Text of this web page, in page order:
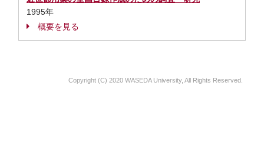
1995年
概要を見る
Copyright (C) 2020 WASEDA University, All Rights Reserved.